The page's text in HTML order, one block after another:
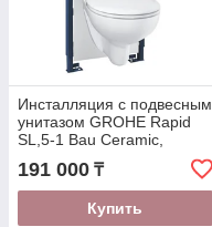
Инсталляция с подвесным
унитазом GROHE Rapid
SL,5-1 Bau Ceramic,
панель Arena
Cosmopolitan 36500000
191 000 ₸
Купить